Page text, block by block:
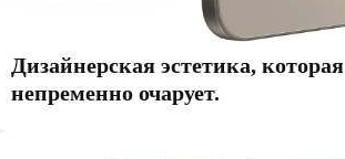
Дизайнерская эстетика, которая
непременно очарует.